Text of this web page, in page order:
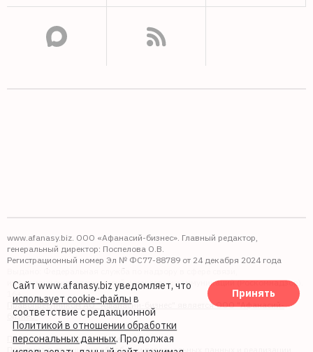
www.afanasy.biz. ООО «Афанасий-бизнес». Главный редактор,
генеральный директор: Поспелова О.В.
Регистрационный номер Эл № ФС77-88789 от 24 декабря 2024 года
Выдано: Федеральная служба по надзору в сфере связи,
информационных технологий и массовых коммуникаций (Роскомнадзор).
Правопреемником АО "Афанасий-бизнес" является ООО "Афанасий-
бизнес"
Политика обработки файлов cookie
Политика в отношении обработки персональных данных и реализации
Сайт www.afanasy.biz уведомляет, что
использует cookie-файлы в
соответствие с редакционной
Политикой в отношении обработки
персональных данных. Продолжая
Принять